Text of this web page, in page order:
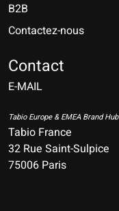
B2B
Contactez-nous
Contact
E-MAIL
Tabio Europe & EMEA Brand Hub
Tabio France
32 Rue Saint-Sulpice
75006 Paris